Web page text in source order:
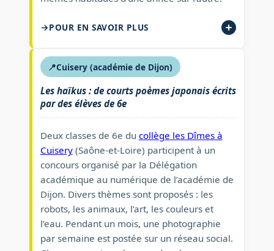
POUR EN SAVOIR PLUS
📍Cuisery (académie de Dijon)
Les haïkus : de courts poèmes japonais écrits
par des élèves de 6e
Deux classes de 6e du collège les Dîmes à
Cuisery(Saône-et-Loire) participent à un
concours organisé par la Délégation
académique au numérique de l’académie de
Dijon. Divers thèmes sont proposés : les
robots, les animaux, l’art, les couleurs et
l’eau. Pendant un mois, une photographie
par semaine est postée sur un réseau social.